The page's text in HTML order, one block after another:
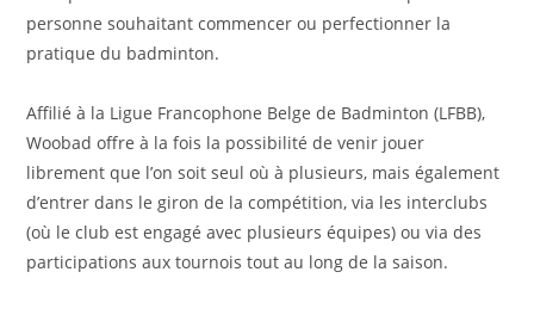
personne souhaitant commencer ou perfectionner la
pratique du badminton.
Affilié à la Ligue Francophone Belge de Badminton (LFBB),
Woobad offre à la fois la possibilité de venir jouer
librement que l’on soit seul où à plusieurs, mais également
d’entrer dans le giron de la compétition, via les interclubs
(où le club est engagé avec plusieurs équipes) ou via des
participations aux tournois tout au long de la saison.